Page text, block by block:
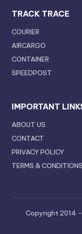
TRACK TRACE
COURIER
AIRCARGO
CONTAINER
SPEEDPOST
IMPORTANT
ABOUT US
CONTACT
PRIVACY POLICY
TERMS & CONDITIONS
Copyright 2014